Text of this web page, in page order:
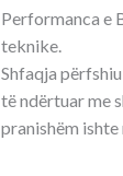
Performanca e
teknike.
Shfaqja
të ndërtuar me
pranishëm ishte